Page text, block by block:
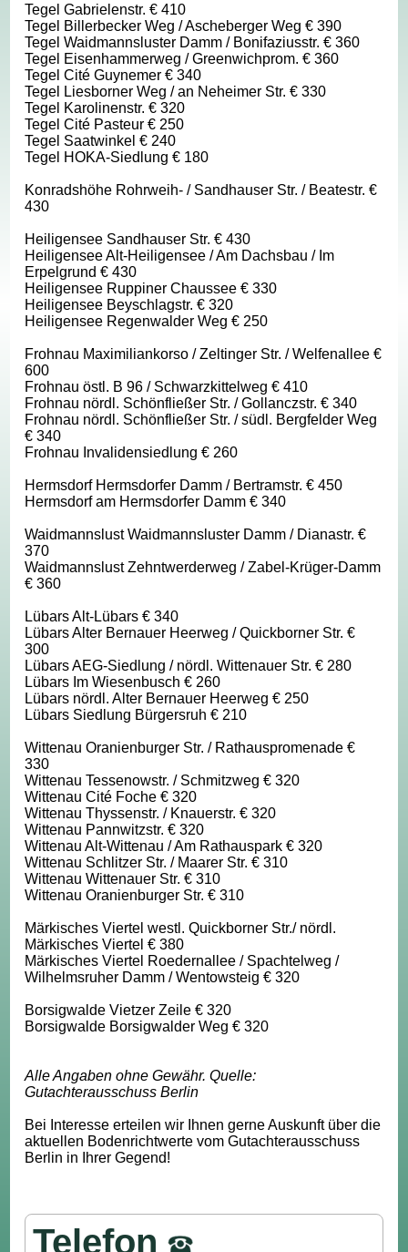
Tegel Gabrielenstr. € 410
Tegel Billerbecker Weg / Ascheberger Weg € 390
Tegel Waidmannsluster Damm / Bonifaziusstr. € 360
Tegel Eisenhammerweg / Greenwichprom. € 360
Tegel Cité Guynemer € 340
Tegel Liesborner Weg / an Neheimer Str. € 330
Tegel Karolinenstr. € 320
Tegel Cité Pasteur € 250
Tegel Saatwinkel € 240
Tegel HOKA-Siedlung € 180
Konradshöhe Rohrweih- / Sandhauser Str. / Beatestr. €
430
Heiligensee Sandhauser Str. € 430
Heiligensee Alt-Heiligensee / Am Dachsbau / Im
Erpelgrund € 430
Heiligensee Ruppiner Chaussee € 330
Heiligensee Beyschlagstr. € 320
Heiligensee Regenwalder Weg € 250
Frohnau Maximiliankorso / Zeltinger Str. / Welfenallee €
600
Frohnau östl. B 96 / Schwarzkittelweg € 410
Frohnau nördl. Schönfließer Str. / Gollanczstr. € 340
Frohnau nördl. Schönfließer Str. / südl. Bergfelder Weg
€ 340
Frohnau Invalidensiedlung € 260
Hermsdorf Hermsdorfer Damm / Bertramstr. € 450
Hermsdorf am Hermsdorfer Damm € 340
Waidmannslust Waidmannsluster Damm / Dianastr. €
370
Waidmannslust Zehntwerderweg / Zabel-Krüger-Damm
€ 360
Lübars Alt-Lübars € 340
Lübars Alter Bernauer Heerweg / Quickborner Str. €
300
Lübars AEG-Siedlung / nördl. Wittenauer Str. € 280
Lübars Im Wiesenbusch € 260
Lübars nördl. Alter Bernauer Heerweg € 250
Lübars Siedlung Bürgersruh € 210
Wittenau Oranienburger Str. / Rathauspromenade €
330
Wittenau Tessenowstr. / Schmitzweg € 320
Wittenau Cité Foche € 320
Wittenau Thyssenstr. / Knauerstr. € 320
Wittenau Pannwitzstr. € 320
Wittenau Alt-Wittenau / Am Rathauspark € 320
Wittenau Schlitzer Str. / Maarer Str. € 310
Wittenau Wittenauer Str. € 310
Wittenau Oranienburger Str. € 310
Märkisches Viertel westl. Quickborner Str./ nördl.
Märkisches Viertel € 380
Märkisches Viertel Roedernallee / Spachtelweg /
Wilhelmsruher Damm / Wentowsteig € 320
Borsigwalde Vietzer Zeile € 320
Borsigwalde Borsigwalder Weg € 320
Alle Angaben ohne Gewähr. Quelle:
Gutachterausschuss Berlin
Bei Interesse erteilen wir Ihnen gerne Auskunft über die
aktuellen Bodenrichtwerte vom Gutachterausschuss
Berlin in Ihrer Gegend!
Telefon